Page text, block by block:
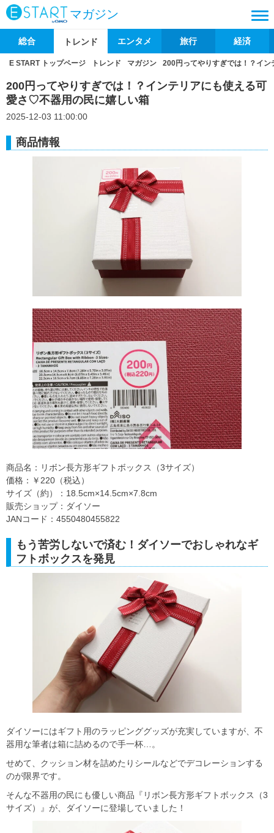
マガジン
総合 トレンド エンタメ 旅行 経済
E START トップページ トレンド マガジン 200円ってやりすぎでは！？イ
200円ってやりすぎでは！？インテリアにも使える可
愛さ♡不器用の民に嬉しい箱
2025-12-03 11:00:00
商品情報
商品名：リボン長方形ギフトボックス（3サイズ）
価格：￥220（税込）
サイズ（約）：18.5cm×14.5cm×7.8cm
販売ショップ：ダイソー
JANコード：4550480455822
もう苦労しないで済む！ダイソーでおしゃれなギ
フトボックスを発見
ダイソーにはギフト用のラッピンググッズが充実していますが、不
器用な筆者は箱に詰めるので手一杯…。
せめて、クッション材を詰めたりシールなどでデコレーションする
のが限界です。
そんな不器用の民にも優しい商品『リボン長方形ギフトボックス（3
サイズ）』が、ダイソーに登場していました！